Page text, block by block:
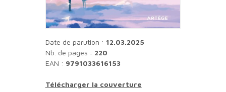
Date de parution : 12.03.2025
Nb. de pages : 220
EAN : 9791033616153
Télécharger la couverture